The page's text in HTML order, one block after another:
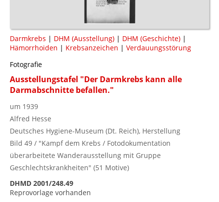
Darmkrebs | DHM (Ausstellung) | DHM (Geschichte) |
Hämorrhoiden | Krebsanzeichen | Verdauungsstörung
Fotografie
Ausstellungstafel "Der Darmkrebs kann alle
Darmabschnitte befallen."
um 1939
Alfred Hesse
Deutsches Hygiene-Museum (Dt. Reich), Herstellung
Bild 49 / "Kampf dem Krebs / Fotodokumentation
überarbeitete Wanderausstellung mit Gruppe
Geschlechtskrankheiten" (51 Motive)
DHMD 2001/248.49
Reprovorlage vorhanden